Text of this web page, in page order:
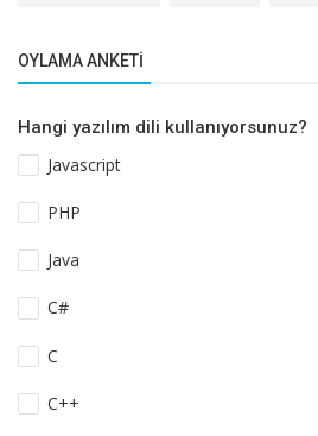
OYLAMA ANKETI
Hangi yazılım dili kullanıyorsunuz?
Javascript
PHP
Java
C#
C
C++